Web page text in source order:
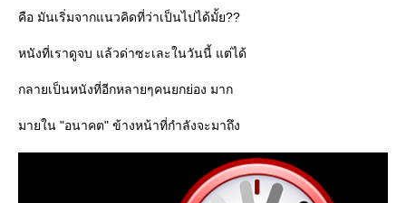
คือ มันเริ่มจากแนวคิดที่ว่าเป็นไปได้มั้ย??
หนังที่เราดูจบ แล้วด่าซะเละในวันนี้ แต่ได้
กลายเป็นหนังที่อีกหลายๆคนยกย่อง มาก
มายใน "อนาคต" ข้างหน้าที่กำลังจะมาถึง